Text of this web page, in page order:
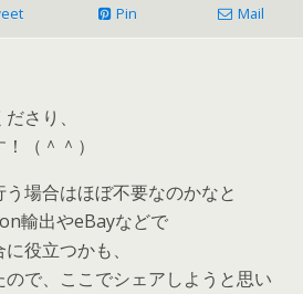
Pin Mail
さり、
（＾＾）
場合はほぼ不要なのかなと
輸出やeBayなどで
役立つかも、
で、ここでシェアしようと思い